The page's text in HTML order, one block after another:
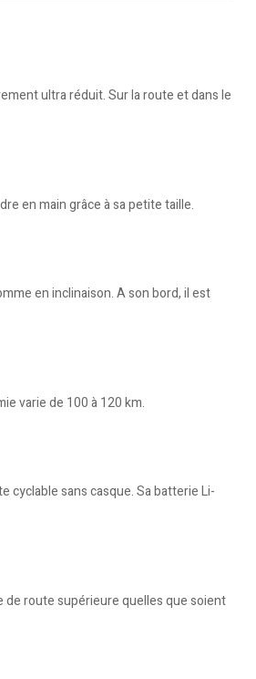
ultra réduit. Sur la route et dans le
en main grâce à sa petite taille.
en inclinaison. A son bord, il est
varie de 100 à 120 km.
cyclable sans casque. Sa batterie Li-
de route supérieure quelles que soient